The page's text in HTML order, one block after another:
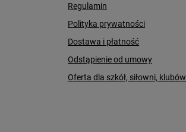
Regulamin
Polityka prywatności
Dostawa i płatność
Odstąpienie od umowy
Oferta dla szkół, siłowni, klubów